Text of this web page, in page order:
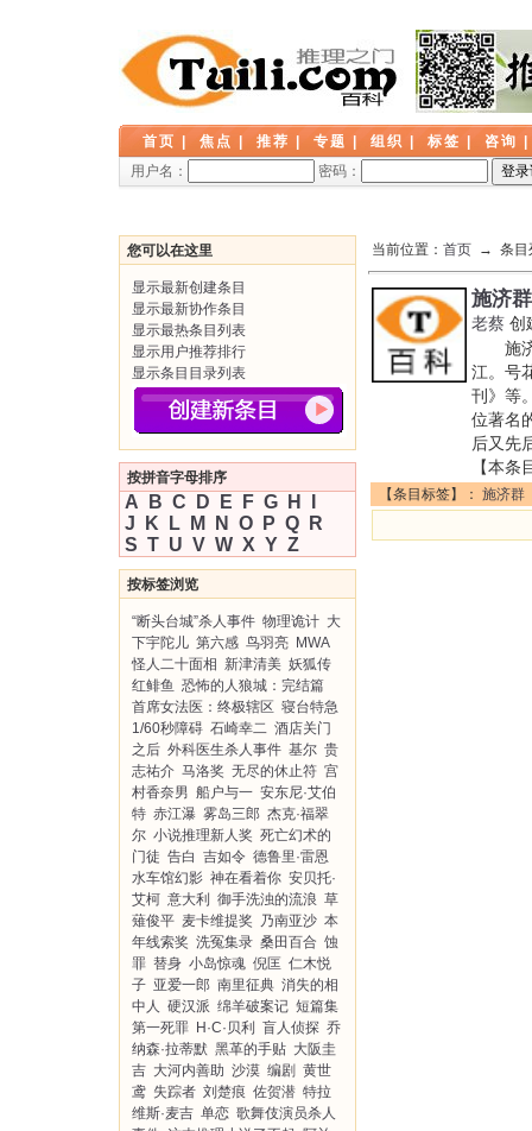
首页 焦点 推荐 专题 组织 标签 咨询
用户名：
密码：
您可以在这里
显示最新创建条目
显示最新协作条目
显示最热条目列表
显示用户推荐排行
显示条目目录列表
按拼音字母排序
A B C D E F G H
J
K L M N O P Q
R
S T U V W X Y Z
按标签浏览
“断头台城”杀人事件 物理诡计 大
下宇陀儿 第六感 鸟羽亮 MWA
怪人二十面相 新津清美 妖狐传
红鲱鱼 恐怖的人狼城：完结篇
首席女法医：终极辖区 寝台特急
1/60秒障碍 石崎幸二 酒店关门
之后 外科医生杀人事件 基尔 贵
志祐介 马洛奖 无尽的休止符 宫
村香奈男 船户与一 安东尼·艾伯
特 赤江瀑 雾岛三郎 杰克·福翠
尔 小说推理新人奖 死亡幻术的
门徒 告白 吉如令 德鲁里·雷恩
水车馆幻影 神在看着你 安贝托·
艾柯 意大利 御手洗浊的流浪 草
薙俊平 麦卡维提奖 乃南亚沙 本
年线索奖 洗冤集录 桑田百合 蚀
罪 替身 小岛惊魂 倪匡 仁木悦
子 亚爱一郎 南里征典 消失的相
中人 硬汉派 绵羊破案记 短篇集
第一死罪 H·C·贝利 盲人侦探 乔
纳森·拉蒂默 黑革的手贴 大阪圭
吉 大河内善助 沙漠 编剧 黄世
鸢 失踪者 刘楚痕 佐贺潜 特拉
维斯·麦吉 单恋 歌舞伎演员杀人
当前位置： 首页 → 条目
施济群
老蔡 创
施济
江。号
刊》等
位著名
后又先
【本条
【条目标签】： 施济群